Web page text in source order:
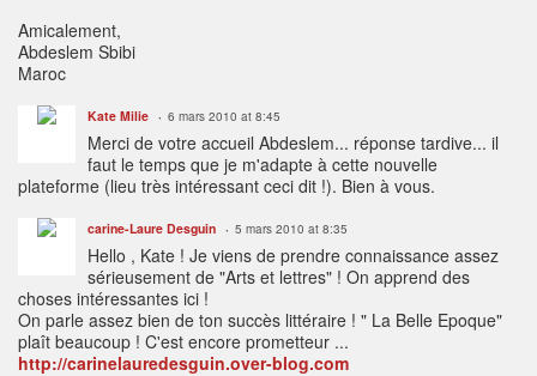
Amicalement,
Abdeslem Sbibi
Maroc
Kate Milie 6 mars 2010 at 8:45
Merci de votre accueil Abdeslem... réponse tardive... il
faut le temps que je m'adapte à cette nouvelle
plateforme (lieu très intéressant ceci dit !). Bien à vous.
carine-Laure Desguin 5 mars 2010 at 8:35
Hello , Kate ! Je viens de prendre connaissance assez
sérieusement de "Arts et lettres" ! On apprend des
choses intéressantes ici !
On parle assez bien de ton succès littéraire ! " La Belle Epoque"
plaît beaucoup ! C'est encore prometteur ...
http://carinelauredesguin.over-blog.com